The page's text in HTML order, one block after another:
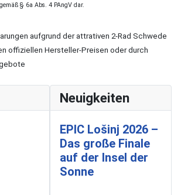
§ 6a Abs. 4 PAngV dar.
aufgrund der attrativen 2-Rad Schwede
offiziellen Hersteller-Preisen oder durch
Neuigkeiten
EPIC Lošinj 2026 –
Das große Finale
auf der Insel der
Sonne